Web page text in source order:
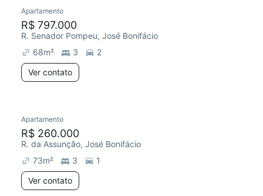
Apartamento
R$ 797.000
R. Senador Pompeu, José Bonifácio
68m² 3
2
Ver contato
Apartamento
R$ 260.000
R. da Assunção, José Bonifácio
73m² 3
1
Ver contato